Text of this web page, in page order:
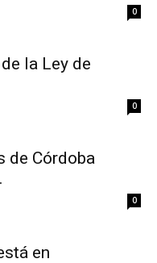
0
la Ley de
0
de Córdoba
0
en